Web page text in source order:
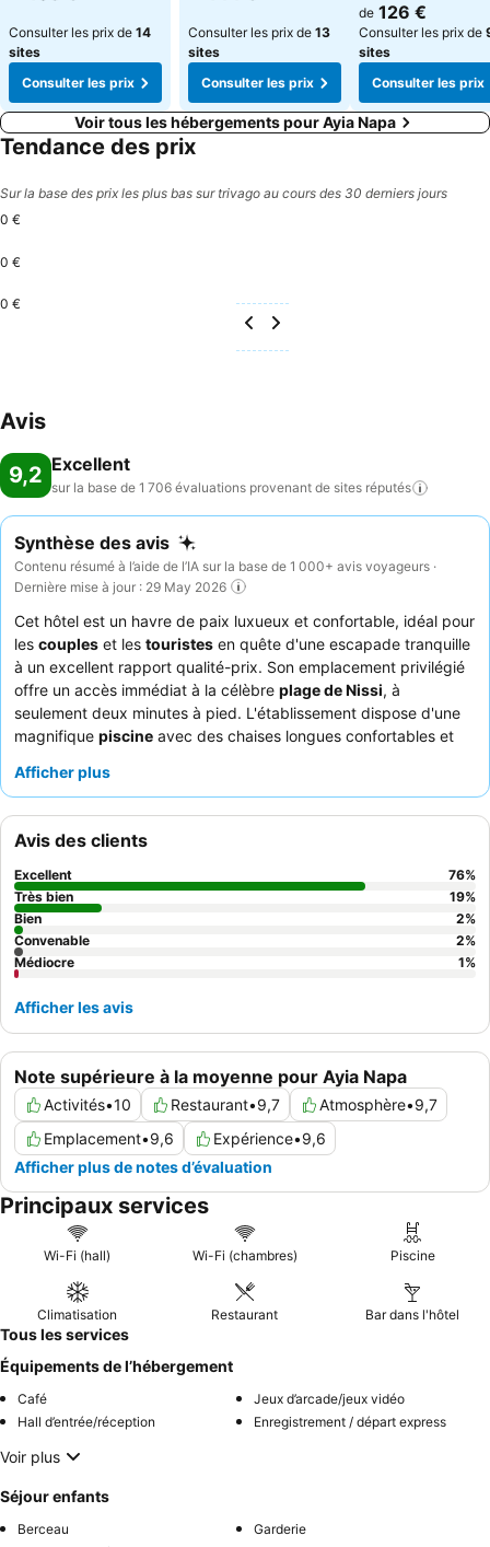
Consulter les prix de 14
sites
Consulter les prix
Consulter les prix de 13
sites
Consulter les prix
de 126 €
Consulter les prix de
sites
Consulter les prix
Voir tous les hébergements pour Ayia Napa
Tendance des prix
Sur la base des prix les plus bas sur trivago au cours des 30 derniers jours
0 €
0 €
0 €
Avis
9,2 Excellent
sur la base de 1 706 évaluations provenant de sites réputés
Synthèse des avis
Contenu résumé à l’aide de l’IA sur la base de 1 000+ avis voyageurs ·
Dernière mise à jour : 29 May 2026
Cet hôtel est un havre de paix luxueux et confortable, idéal pour
les couples et les touristes en quête d'une escapade tranquille
à un excellent rapport qualité-prix. Son emplacement privilégié
offre un accès immédiat à la célèbre plage de Nissi, à
seulement deux minutes à pied. L'établissement dispose d'une
magnifique piscine avec des chaises longues confortables et
offrant un cadre serein propice à la détente. Les clients ne
diversité des offres culinaires, en particulier le copieux
déjeuner buffetet le buffet du dîner avec ses thèmes
quotidiens. Pour une expérience vraiment paisible, les clients
recommandent de demander une chambre donnant sur le jardin.
Afficher plus
Note supérieure à la moyenne pour Ayia Napa
Activités•10 Restaurant•9,7 Atmosphère•9,7
Emplacement•9,6 Expérience•9,6
Afficher plus de notes d’évaluation
Avis des clients
Excellent 76%
Très bien
19%
Bien
2%
Convenable
2%
Médiocre
1%
Afficher les avis
Principaux services
Wi-Fi (hall) Wi-Fi (chambres) Piscine
Climatisation Restaurant Bar dans l'hôtel
Tous les services
Équipements de l’hébergement
Café
Jeux d’arcade/jeux vidéo
Hall d’entrée/réception
Enregistrement / départ express
Voir plus
Séjour enfants
Berceau
Garderie